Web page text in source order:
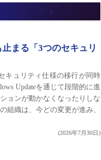
まる「3つのセキュリ
キュリティ仕様の移行が同時
Updateを通じて段階的に進
ョンが動かなくなったりしな
組織は、今どの変更が進み、
(2026年7月30日)